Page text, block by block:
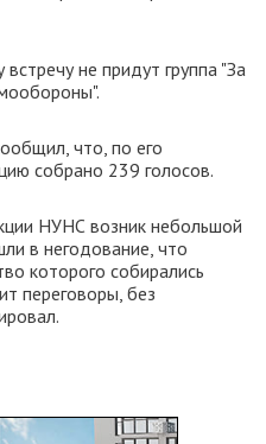
не придут группа "За
что, по его
собрано 239 голосов.
НУНС возник небольшой
в негодование, что
которого собирались
переговоры, без